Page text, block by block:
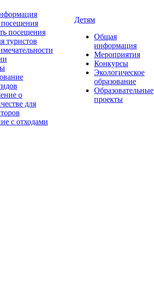
посещения
туристов
о
для
с отходами
Детям
Общая
информация
Мероприятия
Конкурсы
Экологическое
образование
Образовательные
проекты